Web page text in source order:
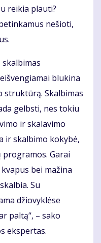
reikia plauti?
nešioti,
skalbimas
blukina
struktūrą. Skalbimas
gelbsti, nes tokiu
ir skalavimo
ir skalbimo kokybė,
Garai
bei mažina
Su
džiovyklėse
paltą“, – sako
ekspertas.